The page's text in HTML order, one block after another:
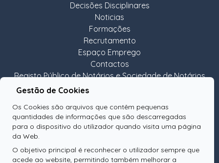
Gestão de Cookies
Os Cookies são arquivos que contêm pequenas
quantidades de informações que são descarregadas
para o dispositivo do utilizador quando visita uma página
da Web.
O objetivo principal é reconhecer o utilizador sempre que
acede ao website, permitindo também melhorar a
Decisões Disciplinares
Noticias
Formações
Recrutamento
Espaço Emprego
Contactos
Registo Público de Notários e Sociedade de Notários